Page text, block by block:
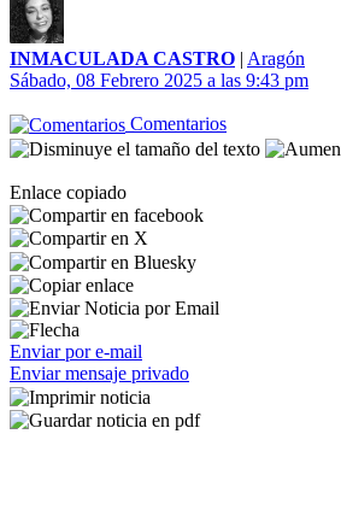
INMACULADA CASTRO | Aragón
Sábado, 08 Febrero 2025 a las 9:43 pm
Comentarios
Enlace copiado
Enviar por e-mail
Enviar mensaje privado